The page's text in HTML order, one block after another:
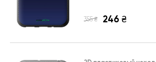
355 ₴ 246 ₴